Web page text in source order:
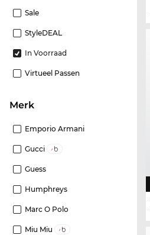
Sale
StyleDEAL
In Voorraad
Virtueel Passen
Merk
Emporio Armani
Gucci
Guess
Humphreys
Marc O Polo
Miu Miu